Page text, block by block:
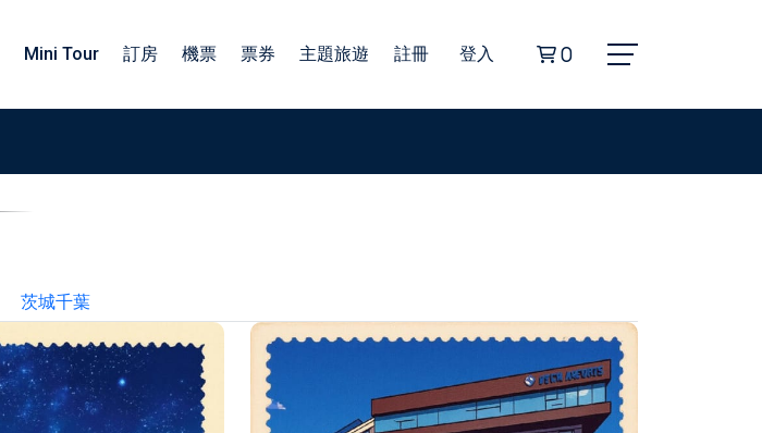
Mini Tour
關東包車中文司機
四國北陸包車中文司機
關西包車中文司機
九州包車中文司機
22人座小型巴士
訂房 機票 票券 主題旅遊 註冊 登入 0
茨城千葉